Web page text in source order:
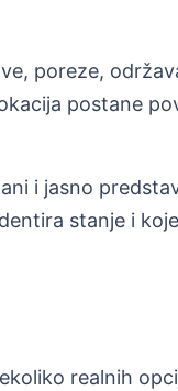
poreze,
postane
i jasno
stanje i
realnih